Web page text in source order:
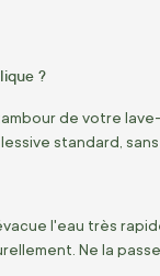
?
de votre
standard,
l'eau très
Ne la